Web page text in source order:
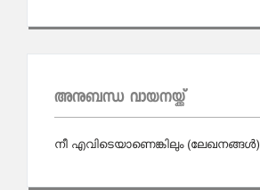
അനുബന്ധ വായനയ്ക്ക്
നീ എവിടെയാണെങ്കിലും (ലേഖനങ്ങള്‍)